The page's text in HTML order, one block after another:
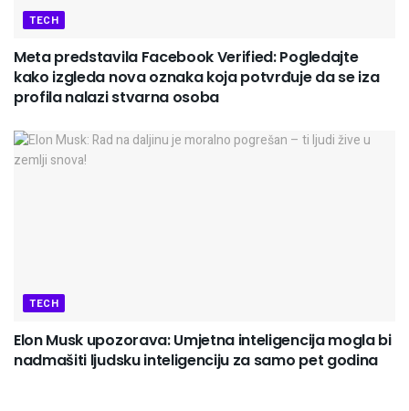
TECH
Meta predstavila Facebook Verified: Pogledajte
kako izgleda nova oznaka koja potvrđuje da se iza
profila nalazi stvarna osoba
TECH
Elon Musk upozorava: Umjetna inteligencija mogla bi
nadmašiti ljudsku inteligenciju za samo pet godina